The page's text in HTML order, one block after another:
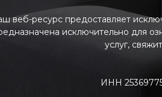
веб-ресурс предоставляет
исключительно для
услуг,
ИНН